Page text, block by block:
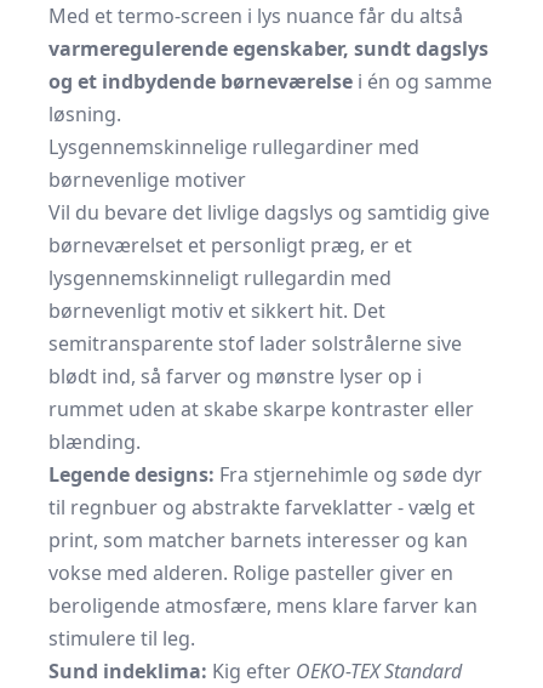
Med et termo-screen i lys nuance får du altså
varmeregulerende egenskaber, sundt dagslys
og et indbydende børneværelse i én og samme
løsning.
Lysgennemskinnelige rullegardiner med
børnevenlige motiver
Vil du bevare det livlige dagslys og samtidig give
børneværelset et personligt præg, er et
lysgennemskinneligt rullegardin med
børnevenligt motiv et sikkert hit. Det
semitransparente stof lader solstrålerne sive
blødt ind, så farver og mønstre lyser op i
rummet uden at skabe skarpe kontraster eller
blænding.
Legende designs: Fra stjernehimle og søde dyr
til regnbuer og abstrakte farveklatter - vælg et
print, som matcher barnets interesser og kan
vokse med alderen. Rolige pasteller giver en
beroligende atmosfære, mens klare farver kan
stimulere til leg.
Sund indeklima: Kig efter OEKO-TEX Standard